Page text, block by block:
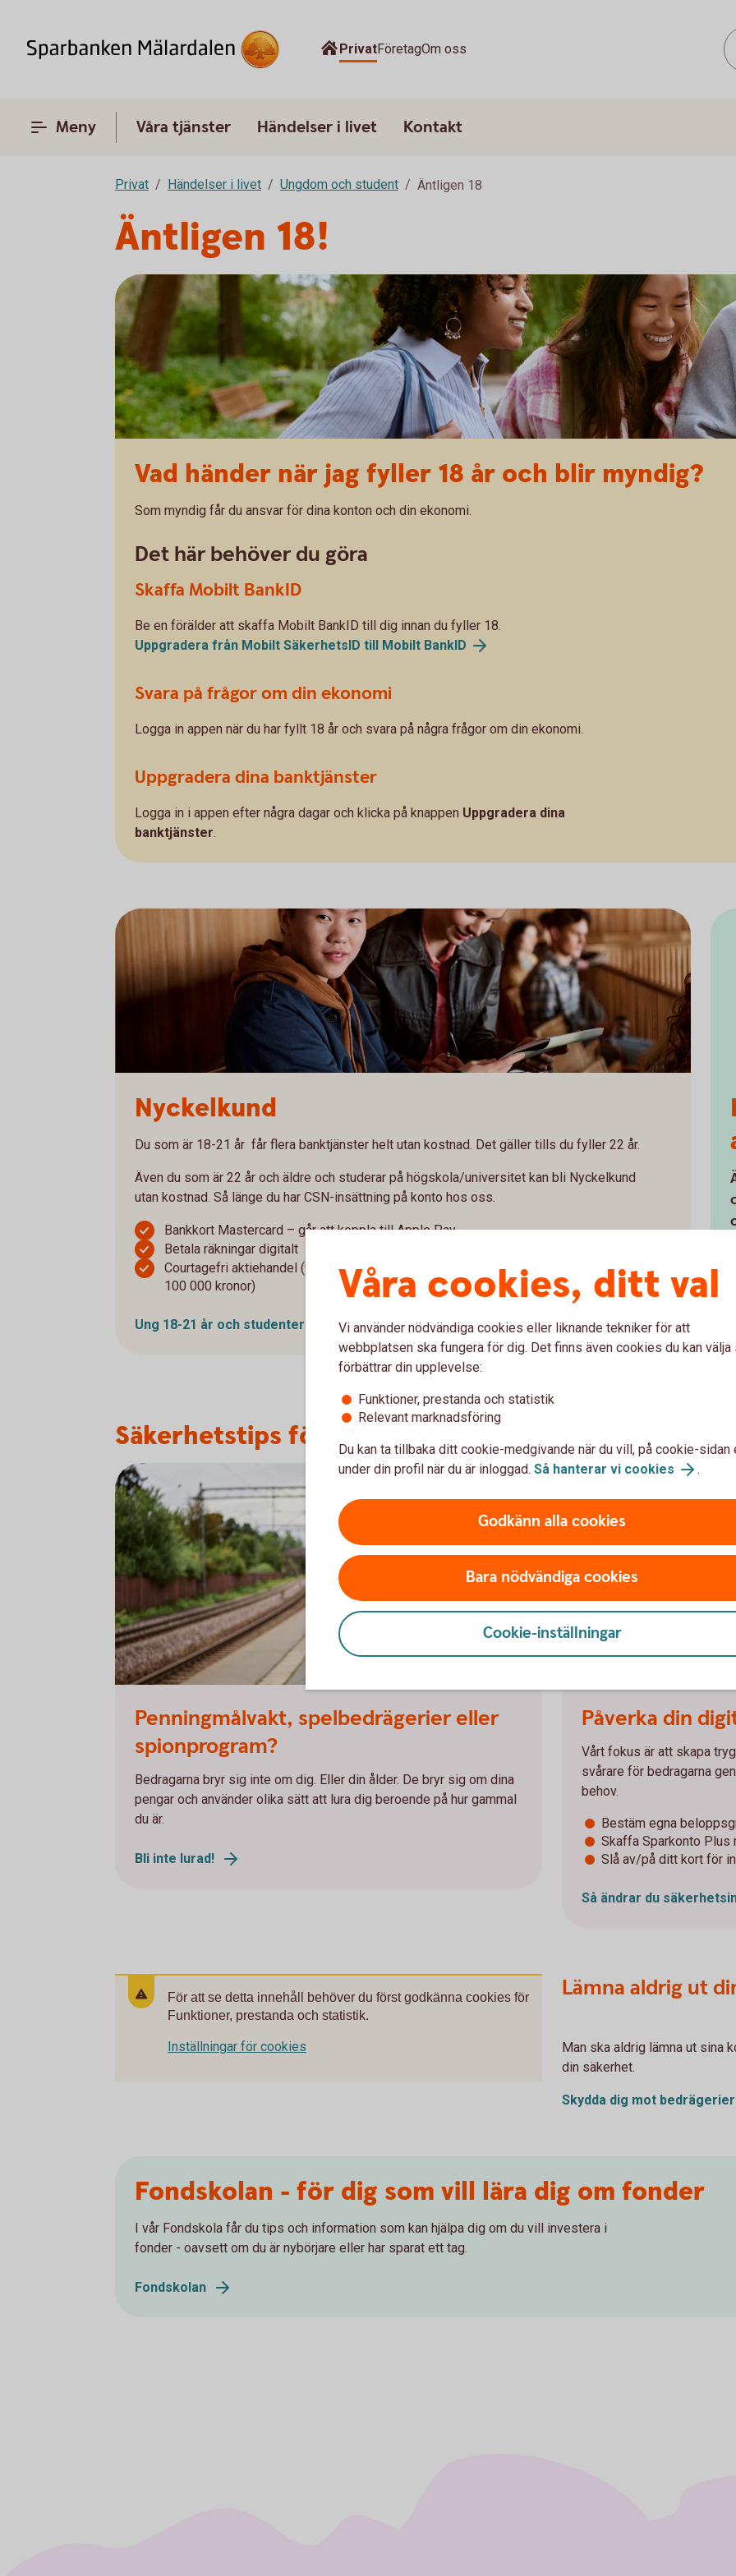
PrivatFöretagOm oss
Meny Våra tjänster Händelser i livet Kontakt
Privat Händelser i livet Ungdom och student Äntligen 18
Äntligen 18!
Vad händer när jag fyller 18 år och blir myndig?
Som myndig får du ansvar för dina konton och din ekonomi.
Det här behöver du göra
Skaffa Mobilt BankID
Be en förälder att skaffa Mobilt BankID till dig innan du fyller 18.
Uppgradera från Mobilt SäkerhetsID till Mobilt BankID
Svara på frågor om din ekonomi
Logga in appen när du har fyllt 18 år och svara på några frågor om din ekonomi.
Uppgradera dina banktjänster
Logga in i appen efter några dagar och klicka på knappen Uppgradera dina
banktjänster.
Nyckelkund
Du som är 18-21 år får flera banktjänster helt utan kostnad. Det gäller tills du fyller 22 år.
Även du som är 22 år och äldre och studerar på högskola/universitet kan bli Nyckelkund
utan kostnad. Så länge du har CSN-insättning på konto hos oss.
Bankkort Mastercard – går att koppla till Apple Pay
Betala räkningar digitalt
Courtagefri aktiehandel (vid sparande upp till
100 000 kronor)
Ung 18-21 år och studenter
Säkerhetstips för dig som är 18 år
Young adult waiting at the train station
Penningmålvakt, spelbedrägerier eller
spionprogram?
Bedragarna bryr sig inte om dig. Eller din ålder. De bryr sig om dina
pengar och använder olika sätt att lura dig beroende på hur gammal
du är.
Bli inte lurad!
452802341
Påverka din
Vårt fokus är att skapa
svårare för bedragarna
behov.
Bestäm egna
Skaffa Sparkonto Plus
Slå av/på ditt kort för
Så ändrar du
För att se detta innehåll behöver du först godkänna cookies för
Funktioner, prestanda och statistik.
Inställningar för cookies
Lämna aldrig ut
Man ska aldrig lämna ut sina
din säkerhet.
Skydda dig mot bedrägerier
Fondskolan - för dig som vill lära dig om fonder
I vår Fondskola får du tips och information som kan hjälpa dig om du vill investera i
fonder - oavsett om du är nybörjare eller har sparat ett tag.
Fondskolan
Våra cookies, ditt val
Vi använder nödvändiga cookies eller liknande tekniker för att
webbplatsen ska fungera för dig. Det finns även cookies du kan välja
förbättrar din upplevelse:
Funktioner, prestanda och statistik
Relevant marknadsföring
Du kan ta tillbaka ditt cookie-medgivande när du vill, på cookie-sidan
under din profil när du är inloggad. Så hanterar vi cookies .
Godkänn alla cookies
Bara nödvändiga cookies
Cookie-inställningar